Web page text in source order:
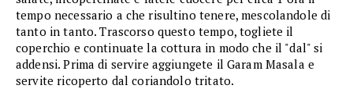
tempo necessario a che risultino tenere, mescolandole di
tanto in tanto. Trascorso questo tempo, togliete il
coperchio e continuate la cottura in modo che il "dal" si
addensi. Prima di servire aggiungete il Garam Masala e
servite ricoperto dal coriandolo tritato.